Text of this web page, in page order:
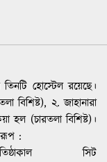
হোস্টেল রয়েছে।
২. জাহানারা
হল (চারতলা বিশিষ্ট)।
:
সিট